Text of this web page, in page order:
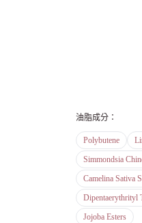
油脂成分 ：
Polybutene
Simmondsia
Camelina Sativa
Dipentaerythrityl
Jojoba Esters